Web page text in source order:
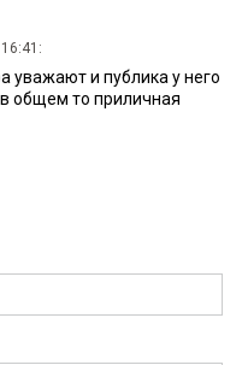
уважают и публика у него
общем то приличная
по делу работа
пишет историк,
20:06:
же мало проблем, в